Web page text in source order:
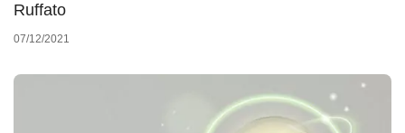
Ruffato
07/12/2021